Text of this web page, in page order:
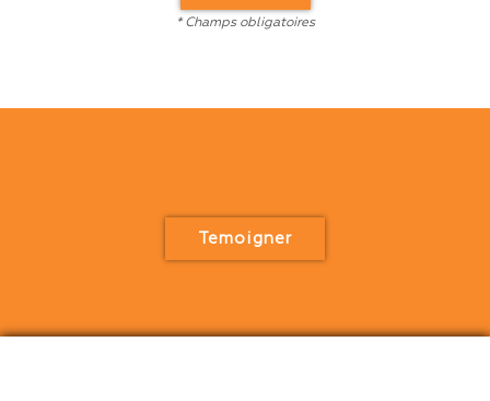
* Champs obligatoires
Temoigner